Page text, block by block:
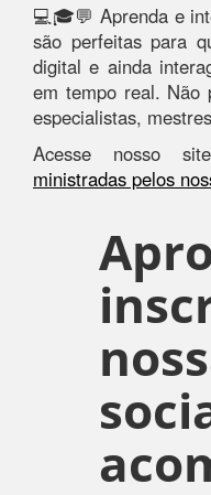
💻🎓💬 Aprenda e
são perfeitas para
digital e ainda
em tempo real. Não
especialistas,
Acesse nosso
ministradas pelos